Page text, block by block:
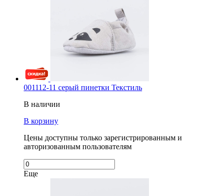
001112-11 серый пинетки Текстиль
В наличии
В корзину
Цены доступны только зарегистрированным и
авторизованным пользователям
Еще